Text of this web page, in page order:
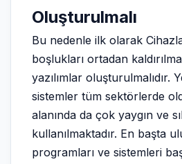
Oluşturulmalı
Bu nedenle ilk olarak
boşlukları ortadan
yazılımlar oluşturulmalıdır.
sistemler tüm sektörlerde
alanında da çok yaygın ve
kullanılmaktadır. En başta
programları ve sistemleri